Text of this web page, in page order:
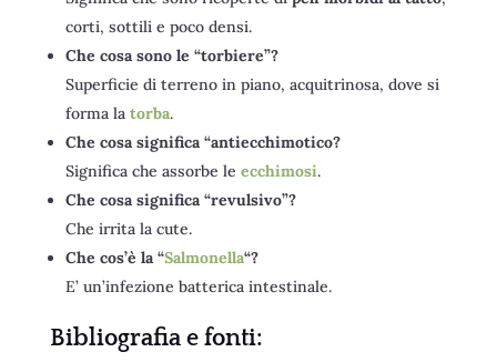
corti, sottili e poco densi.
Che cosa sono le “torbiere”?
Superficie di terreno in piano, acquitrinosa, dove si
forma latorba.
Che cosa significa “antiecchimotico?
Significa che assorbe le ecchimosi.
Che cosa significa “revulsivo”?
Che irrita la cute.
Che cos’è la “Salmonella“?
E’ un’infezione batterica intestinale.
Bibliografia e fonti: